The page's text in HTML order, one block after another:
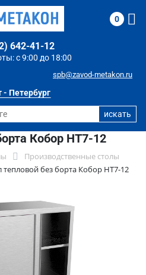
- Петербург
с 9:00 до 18:00
642-41-12
spb@zavod-metakon.ru
0
Кобор HT7-12
Производственные столы
тепловой без борта Кобор HT7-12